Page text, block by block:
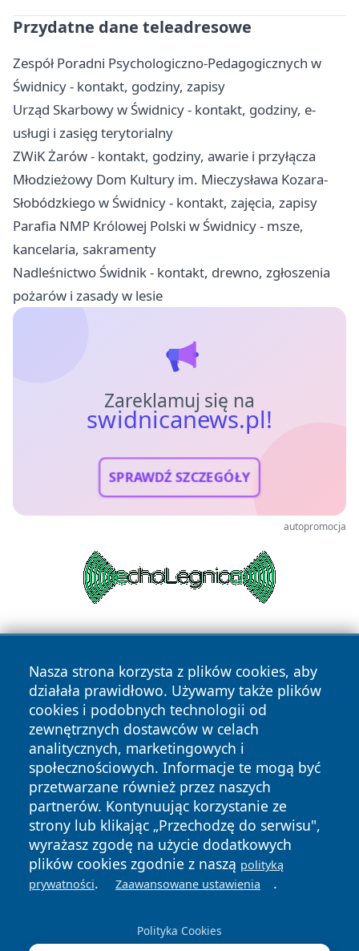
Przydatne dane teleadresowe
Zespół Poradni Psychologiczno-Pedagogicznych w
Świdnicy - kontakt, godziny, zapisy
Urząd Skarbowy w Świdnicy - kontakt, godziny, e-
usługi i zasięg terytorialny
ZWiK Żarów - kontakt, godziny, awarie i przyłącza
Młodzieżowy Dom Kultury im. Mieczysława Kozara-
Słobódzkiego w Świdnicy - kontakt, zajęcia, zapisy
Parafia NMP Królowej Polski w Świdnicy - msze,
kancelaria, sakramenty
Nadleśnictwo Świdnik - kontakt, drewno, zgłoszenia
pożarów i zasady w lesie
Zareklamuj się na
swidnicanews.pl!
SPRAWDŹ SZCZEGÓŁY
autopromocja
Nasza strona korzysta z plików cookies, aby
działała prawidłowo. Używamy także plików
cookies i podobnych technologii od
zewnętrznych dostawców w celach
analitycznych, marketingowych i
społecznościowych. Informacje te mogą być
przetwarzane również przez naszych
partnerów. Kontynuując korzystanie ze
strony lub klikając „Przechodzę do serwisu",
wyrażasz zgodę na użycie dodatkowych
plików cookies zgodnie z naszą polityką
prywatności. Zaawansowane ustawienia .
Polityka Cookies
Copyright © 2026 swidnicanews.pl Wszystkie prawa
zastrzeżone.
News Autorzy
Polityka
Prywatności
Polityka
Cookies